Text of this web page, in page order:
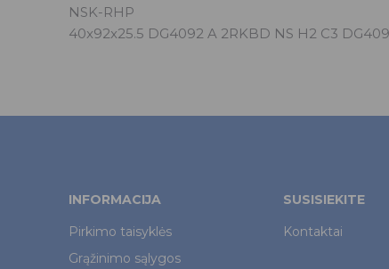
NSK-RHP
40x92x25.5 DG4092 A 2RKBD NS H2 C3
INFORMACIJA
Pirkimo taisyklės
Grąžinimo sąlygos
SUSISIEKITE
Kontaktai